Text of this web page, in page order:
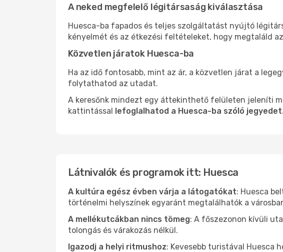
A neked megfelelő légitársaság kiválasztása
Huesca-ba fapados és teljes szolgáltatást nyújtó
kényelmét és az étkezési feltételeket, hogy megtaláld
Közvetlen járatok Huesca-ba
Ha az idő fontosabb, mint az ár, a közvetlen járat a
folytathatod az utadat.
A keresőnk mindezt egy áttekinthető felületen jeleníti
kattintással lefoglalhatod a Huesca-ba szóló jegyedet.
Látnivalók és programok itt: Huesca
A kultúra egész évben várja a látogatókat: Huesca
történelmi helyszínek egyaránt megtalálhatók a
A mellékutcákban nincs tömeg: A főszezonon kívüli
tolongás és várakozás nélkül.
Igazodj a helyi ritmushoz: Kevesebb turistával Huesca